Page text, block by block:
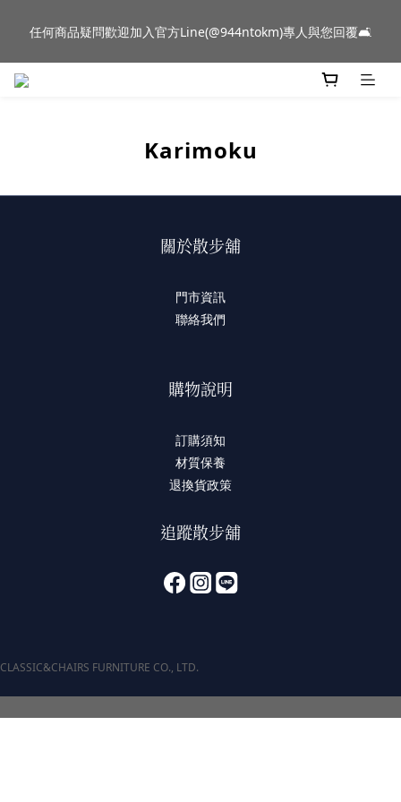
群門市展示中✨
任何商品疑問歡迎加入官方Line(@944ntokm)專人與您回覆🛋️
新品到貨｜日本燈具品牌 Ambientec 年度新品 Barcarolle 臺中樂
Karimoku
關於散步舖
門市資訊
聯絡我們
購物說明
訂購須知
材質保養
退換貨政策
追蹤散步舖
CLASSIC&CHAIRS FURNITURE CO., LTD.